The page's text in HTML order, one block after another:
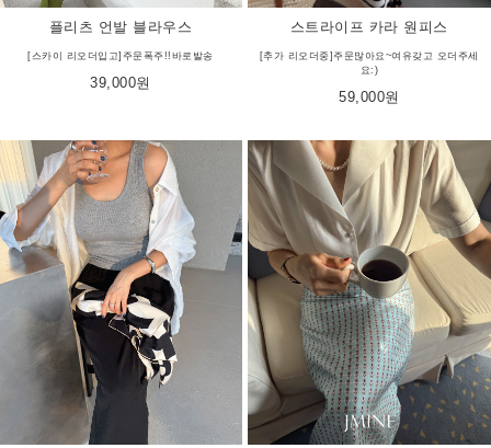
플리츠 언발 블라우스
[스카이 리오더입고]주문폭주!!바로발송
39,000원
스트라이프 카라 원피스
[추가 리오더중]주문많아요~여유갖고 오더주세
요:)
59,000원